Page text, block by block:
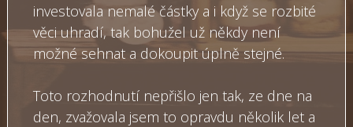
investovala nemalé částky a i když se rozbité
věci uhradí, tak bohužel už někdy není
možné sehnat a dokoupit úplně stejné.
Toto rozhodnutí nepřišlo jen tak, ze dne na
den, zvažovala jsem to opravdu několik let a